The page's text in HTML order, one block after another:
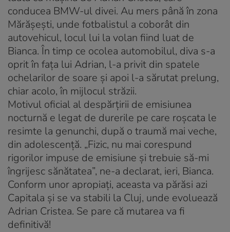
conducea BMW-ul divei. Au mers până în zona
Mărăşeşti, unde fotbalistul a coborât din
autovehicul, locul lui la volan fiind luat de
Bianca. În timp ce ocolea automobilul, diva s-a
oprit în faţa lui Adrian, l-a privit din spatele
ochelarilor de soare şi apoi l-a sărutat prelung,
chiar acolo, în mijlocul străzii.
Motivul oficial al despărţirii de emisiunea
nocturnă e legat de durerile pe care roşcata le
resimte la genunchi, după o traumă mai veche,
din adolescenţă. „Fizic, nu mai corespund
rigorilor impuse de emisiune şi trebuie să-mi
îngrijesc sănătatea”, ne-a declarat, ieri, Bianca.
Conform unor apropiaţi, aceasta va părăsi azi
Capitala şi se va stabili la Cluj, unde evoluează
Adrian Cristea. Se pare că mutarea va fi
definitivă!